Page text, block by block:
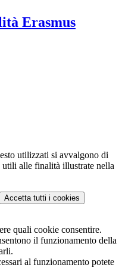
Erasmus
utilizzati si avvalgono di
utili alle finalità illustrate nella
Accetta tutti i cookies
quali cookie consentire.
il funzionamento della
al funzionamento potete